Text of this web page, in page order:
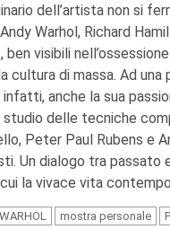
dell’artista non si
Warhol, Richard
ben visibili
cultura di massa. Ad
anche la sua
studio delle tecniche
Peter Paul Rubens e
Un dialogo tra
la vivace vita
mostra personale